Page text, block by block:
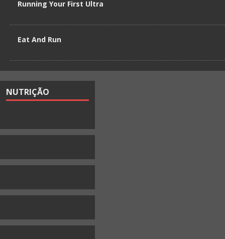
Running Your First Ultra
Eat And Run
NUTRIÇÃO